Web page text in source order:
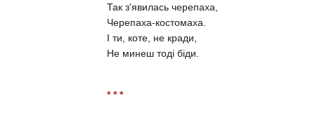
Так з'явилась черепаха,
Черепаха-костомаха.
І ти, коте, не кради,
Не минеш тоді біди.
* * *